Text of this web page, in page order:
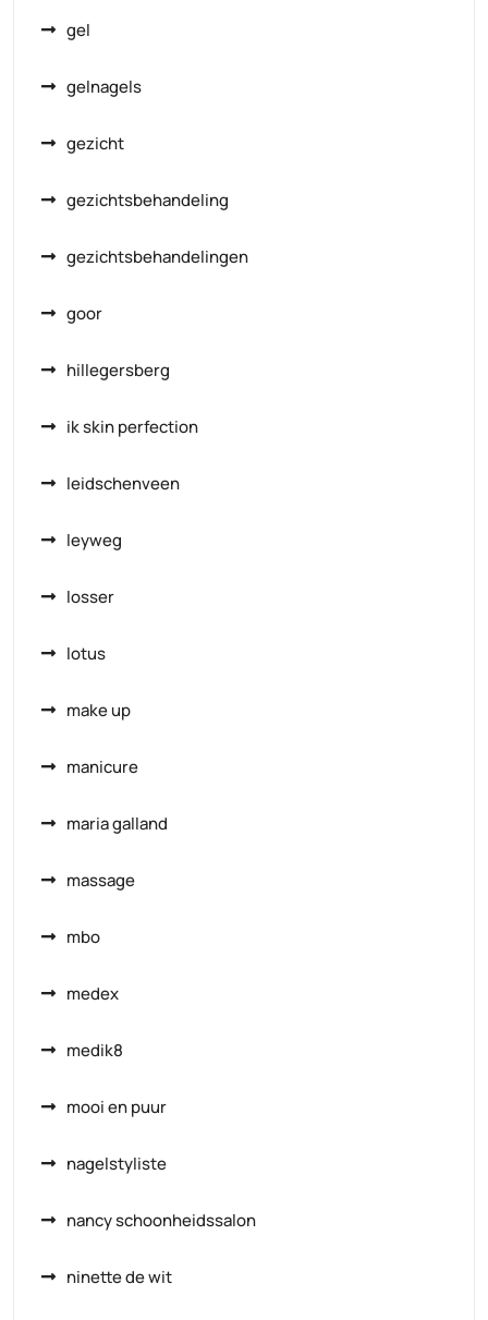
gel
gelnagels
gezicht
gezichtsbehandeling
gezichtsbehandelingen
goor
hillegersberg
ik skin perfection
leidschenveen
leyweg
losser
lotus
make up
manicure
maria galland
massage
mbo
medex
medik8
mooi en puur
nagelstyliste
nancy schoonheidssalon
ninette de wit